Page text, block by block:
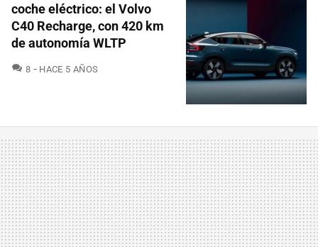
coche eléctrico: el Volvo
C40 Recharge, con 420 km
de autonomía WLTP
8 COMENTARIOS
HACE 5 AÑOS